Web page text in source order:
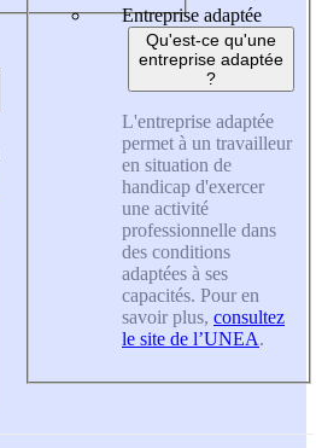
Entreprise adaptée
Qu'est-ce qu'une
entreprise adaptée
?
L'entreprise adaptée
permet à un travailleur
en situation de
handicap d'exercer
une activité
professionnelle dans
des conditions
adaptées à ses
capacités. Pour en
savoir plus, consultez
le site de l’UNEA.